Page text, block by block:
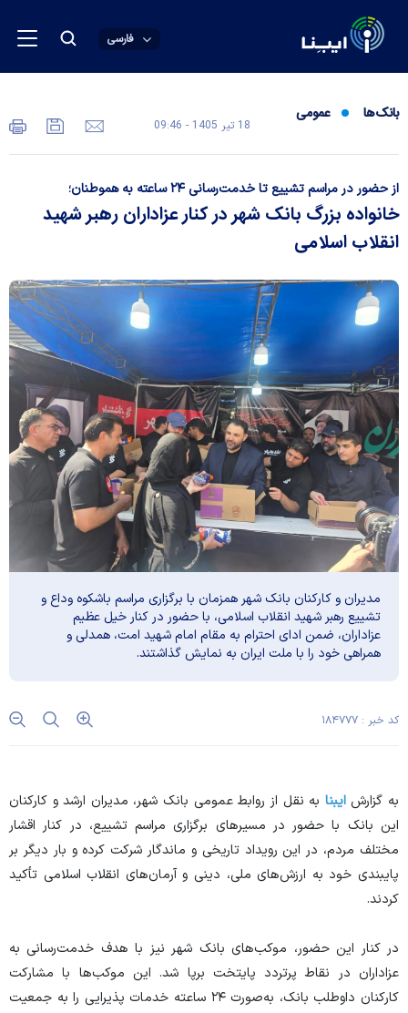
فارسی
بانک‌ها عمومی
18 تير 1405 - 09:46
از حضور در مراسم تشییع تا خدمت‌رسانی ۲۴ ساعته به هموطنان؛
خانواده بزرگ بانک شهر در کنار عزاداران رهبر شهید
انقلاب اسلامی
مدیران و کارکنان بانک شهر همزمان با برگزاری مراسم باشکوه وداع و
تشییع رهبر شهید انقلاب اسلامی، با حضور در کنار خیل عظیم
عزاداران، ضمن ادای احترام به مقام امام شهید امت، همدلی و
همراهی خود را با ملت ایران به نمایش گذاشتند.
کد خبر : ۱۸۴۷۷۷
به گزارشایبنا به نقل از روابط عمومی بانک شهر، مدیران ارشد و کارکنان
این بانک با حضور در مسیرهای برگزاری مراسم تشییع، در کنار اقشار
مختلف مردم، در این رویداد تاریخی و ماندگار شرکت کرده و بار دیگر بر
پایبندی خود به ارزش‌های ملی، دینی و آرمان‌های انقلاب اسلامی تأکید
کردند.
در کنار این حضور، موکب‌های بانک شهر نیز با هدف خدمت‌رسانی به
عزاداران در نقاط پرتردد پایتخت برپا شد. این موکب‌ها با مشارکت
کارکنان داوطلب بانک، به‌صورت ۲۴ ساعته خدمات پذیرایی را به جمعیت